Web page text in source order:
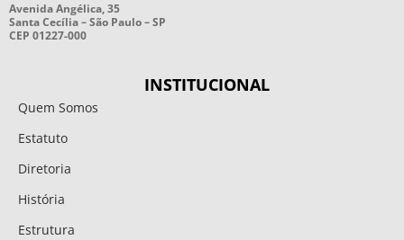
Avenida Angélica, 35
Santa Cecília – São Paulo – SP
CEP 01227-000
INSTITUCIONAL
Quem Somos
Estatuto
Diretoria
História
Estrutura